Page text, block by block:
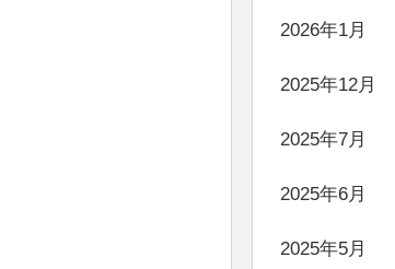
2026年1月
2025年12月
2025年7月
2025年6月
2025年5月